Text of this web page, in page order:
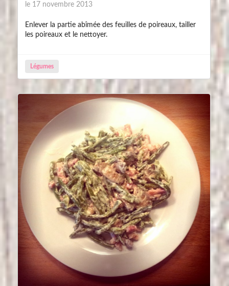
le 17 novembre 2013
Enlever la partie abîmée des feuilles de poireaux, tailler
les poireaux et le nettoyer.
Légumes